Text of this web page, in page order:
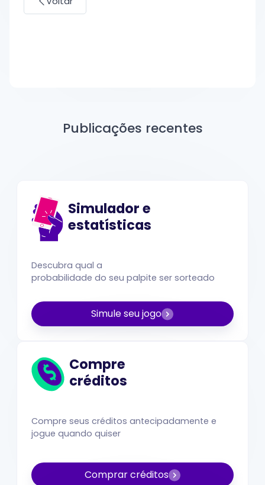
Publicações recentes
Simulador e
estatísticas
Descubra qual a
probabilidade do seu palpite ser sorteado
Simule seu jogo
Compre
créditos
Compre seus créditos antecipadamente e
jogue quando quiser
Comprar créditos